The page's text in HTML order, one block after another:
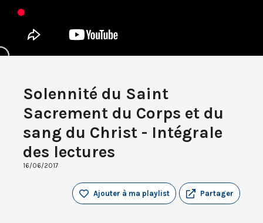
Solennité du Saint
Sacrement du Corps et du
sang du Christ - Intégrale
des lectures
16/06/2017
Partager
Ajouter à ma playlist